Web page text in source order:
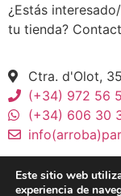
¿Estás
tu tienda?
Ctra. d'Olot,
(+34) 972 56
(+34) 606 30
Este sitio web
experiencia de